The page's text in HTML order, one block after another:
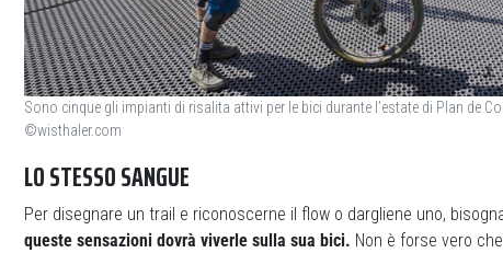
Sono cinque gli impianti di risalita attivi per le bici durante l’estate di Plan de
©wisthaler.com
LO STESSO SANGUE
Per disegnare un trail e riconoscerne il flow o dargliene uno,
queste sensazioni dovrà viverle sulla sua bici. Non è forse vero